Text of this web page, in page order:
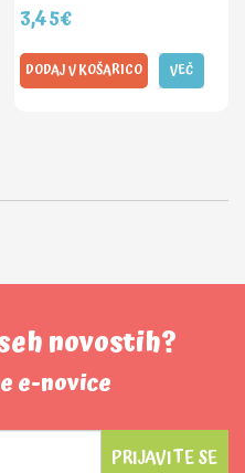
3,45€
DODAJ V KOŠARICO VEČ
novostih?
e-novice
PRIJAVITE SE